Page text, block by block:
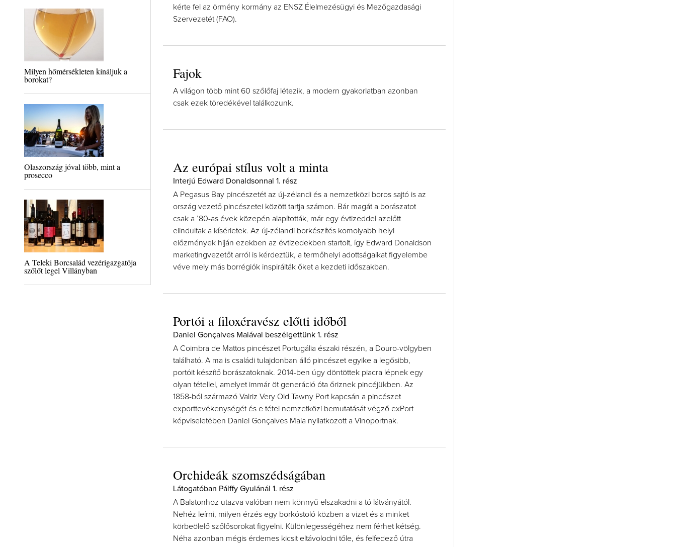
Milyen hőmérsékleten kínáljuk a
borokat?
Olaszország jóval több, mint a
prosecco
A Teleki Borcsalád vezérigazgatója
szőlőt legel Villányban
kérte fel az örmény kormány az ENSZ Élelmezésügyi és Mezőgazdasági
Szervezetét (FAO).
Fajok
A világon több mint 60 szőlőfaj létezik, a modern gyakorlatban azonban
csak ezek töredékével találkozunk.
Az európai stílus volt a minta
Interjú Edward Donaldsonnal 1. rész
A Pegasus Bay pincészetét az új-zélandi és a nemzetközi boros sajtó is az
ország vezető pincészetei között tartja számon. Bár magát a borászatot
csak a ’80-as évek közepén alapították, már egy évtizeddel azelőtt
elindultak a kísérletek. Az új-zélandi borkészítés komolyabb helyi
előzmények híján ezekben az évtizedekben startolt, így Edward Donaldson
marketingvezetőt arról is kérdeztük, a termőhelyi adottságaikat figyelembe
véve mely más borrégiók inspirálták őket a kezdeti időszakban.
Portói a filoxéravész előtti időből
Daniel Gonçalves Maiával beszélgettünk 1. rész
A Coimbra de Mattos pincészet Portugália északi részén, a Douro-völgyben
található. A ma is családi tulajdonban álló pincészet egyike a legősibb,
portóit készítő borászatoknak. 2014-ben úgy döntöttek piacra lépnek egy
olyan tétellel, amelyet immár öt generáció óta őriznek pincéjükben. Az
1858-ból származó Valriz Very Old Tawny Port kapcsán a pincészet
exporttevékenységét és e tétel nemzetközi bemutatását végző exPort
képviseletében Daniel Gonçalves Maia nyilatkozott a Vinoportnak.
Orchideák szomszédságában
Látogatóban Pálffy Gyulánál 1. rész
A Balatonhoz utazva valóban nem könnyű elszakadni a tó látványától.
Nehéz leírni, milyen érzés egy borkóstoló közben a vizet és a minket
körbeölelő szőlősorokat figyelni. Különlegességéhez nem férhet kétség.
Néha azonban mégis érdemes kicsit eltávolodni tőle, és felfedező útra